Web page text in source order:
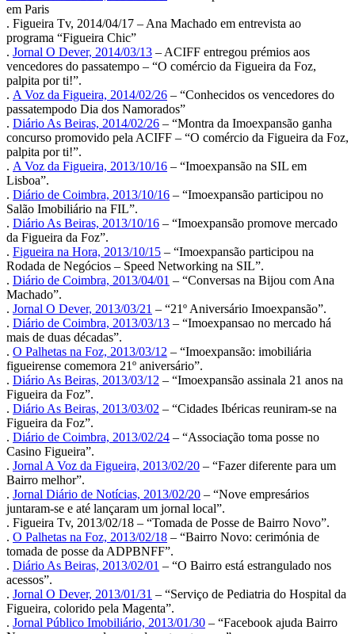
em Paris
. Figueira Tv, 2014/04/17 – Ana Machado em entrevista ao
programa “Figueira Chic”
. Jornal O Dever, 2014/03/13 – ACIFF entregou prémios aos
vencedores do passatempo – “O comércio da Figueira da Foz,
palpita por ti!”.
. A Voz da Figueira, 2014/02/26 – “Conhecidos os vencedores do
passatempodo Dia dos Namorados”
. Diário As Beiras, 2014/02/26 – “Montra da Imoexpansão ganha
concurso promovido pela ACIFF – “O comércio da Figueira da Foz,
palpita por ti!”.
. A Voz da Figueira, 2013/10/16 – “Imoexpansão na SIL em
Lisboa”.
. Diário de Coimbra, 2013/10/16 – “Imoexpansão participou no
Salão Imobiliário na FIL”.
. Diário As Beiras, 2013/10/16 – “Imoexpansão promove mercado
da Figueira da Foz”.
. Figueira na Hora, 2013/10/15 – “Imoexpansão participou na
Rodada de Negócios – Speed Networking na SIL”.
. Diário de Coimbra, 2013/04/01 – “Conversas na Bijou com Ana
Machado”.
. Jornal O Dever, 2013/03/21 – “21º Aniversário Imoexpansão”.
. Diário de Coimbra, 2013/03/13 – “Imoexpansao no mercado há
mais de duas décadas”.
. O Palhetas na Foz, 2013/03/12 – “Imoexpansão: imobiliária
figueirense comemora 21º aniversário”.
. Diário As Beiras, 2013/03/12 – “Imoexpansão assinala 21 anos na
Figueira da Foz”.
. Diário As Beiras, 2013/03/02 – “Cidades Ibéricas reuniram-se na
Figueira da Foz”.
. Diário de Coimbra, 2013/02/24 – “Associação toma posse no
Casino Figueira”.
. Jornal A Voz da Figueira, 2013/02/20 – “Fazer diferente para um
Bairro melhor”.
. Jornal Diário de Notícias, 2013/02/20 – “Nove empresários
juntaram-se e até lançaram um jornal local”.
. Figueira Tv, 2013/02/18 – “Tomada de Posse de Bairro Novo”.
. O Palhetas na Foz, 2013/02/18 – “Bairro Novo: cerimónia de
tomada de posse da ADPBNFF”.
. Diário As Beiras, 2013/02/01 – “O Bairro está estrangulado nos
acessos”.
. Jornal O Dever, 2013/01/31 – “Serviço de Pediatria do Hospital da
Figueira, colorido pela Magenta”.
. Jornal Público Imobiliário, 2013/01/30 – “Facebook ajuda Bairro